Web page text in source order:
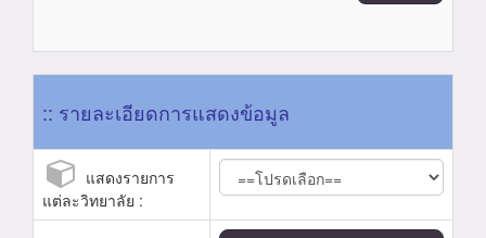
:: รายละเอียดการแสดงข้อมูล
แสดงรายการ
แต่ละวิทยาลัย :